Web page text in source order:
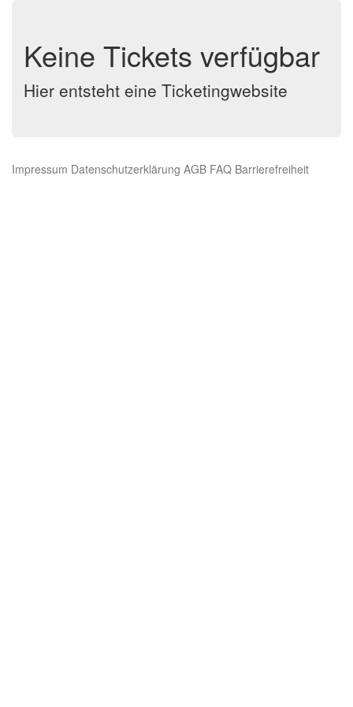
Keine Tickets verfügbar
Hier entsteht eine Ticketingwebsite
Impressum Datenschutzerklärung AGB FAQ Barrierefreiheit